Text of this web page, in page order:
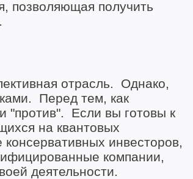
позволяющая получить
отрасль. Однако,
Перед тем, как
"против". Если вы готовы к
на квантовых
инвесторов,
компании,
деятельности.